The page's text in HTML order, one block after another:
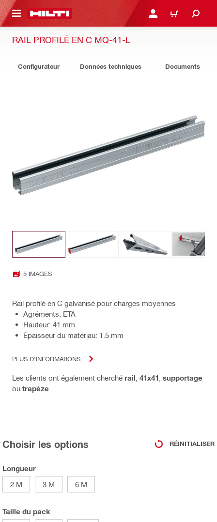
CONTENT CONNEXION OU
PANIER
RAIL PROFILÉ EN C MQ-41-L
Configurateur Données techniques Documents
5 IMAGES
Rail profilé en C galvanisé pour charges moyennes
Agréments: ETA
Hauteur: 41 mm
Épaisseur du matériau: 1.5 mm
PLUS D'INFORMATIONS
Les clients ont également cherché rail 41x41 supportage
ou trapèze
Choisir les options RÉINITIALISER
Longueur
2 M
3 M 6 M
Taille du pack